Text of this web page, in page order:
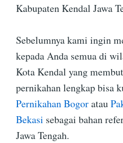
Kabupaten Kendal Jawa
Sebelumnya kami ingin
kepada Anda semua di
Kota Kendal yang
pernikahan lengkap bisa
Pernikahan Bogoratau
Bekasi sebagai bahan
Jawa Tengah.